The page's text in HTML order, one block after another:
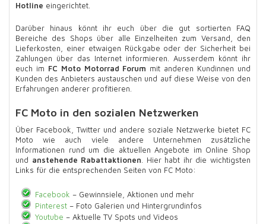
Hotline eingerichtet.
Darüber hinaus könnt ihr euch über die gut sortierten FAQ
Bereiche des Shops über alle Einzelheiten zum Versand, den
Lieferkosten, einer etwaigen Rückgabe oder der Sicherheit bei
Zahlungen über das Internet informieren. Ausserdem könnt ihr
euch im FC Moto Motorrad Forum mit anderen Kundinnen und
Kunden des Anbieters austauschen und auf diese Weise von den
Erfahrungen anderer profitieren.
FC Moto in den sozialen Netzwerken
Über Facebook, Twitter und andere soziale Netzwerke bietet FC
Moto wie auch viele andere Unternehmen zusätzliche
Informationen rund um die aktuellen Angebote im Online Shop
und anstehende Rabattaktionen . Hier habt ihr die wichtigsten
Links für die entsprechenden Seiten von FC Moto:
Facebook – Gewinnsiele, Aktionen und mehr
Pinterest– Foto Galerien und Hintergrundinfos
Youtube – Aktuelle TV Spots und Videos